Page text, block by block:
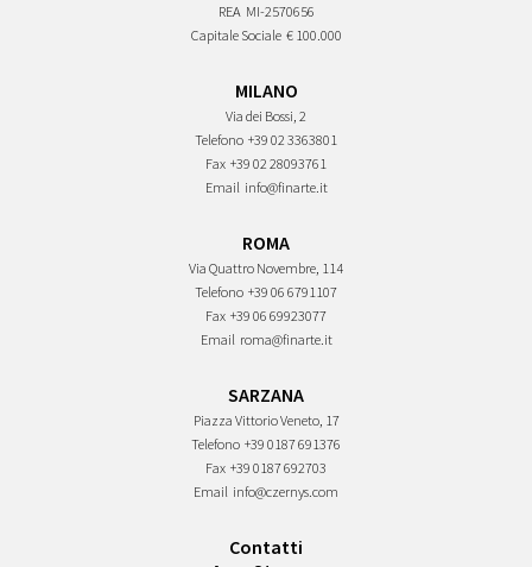
REA MI-2570656
Capitale Sociale € 100.000
MILANO
Via dei Bossi, 2
Telefono +39 02 3363801
Fax +39 02 28093761
Email info@finarte.it
ROMA
Via Quattro Novembre, 114
Telefono +39 06 6791107
Fax +39 06 69923077
Email roma@finarte.it
SARZANA
Piazza Vittorio Veneto, 17
Telefono +39 0187 691376
Fax +39 0187 692703
Email info@czernys.com
Contatti